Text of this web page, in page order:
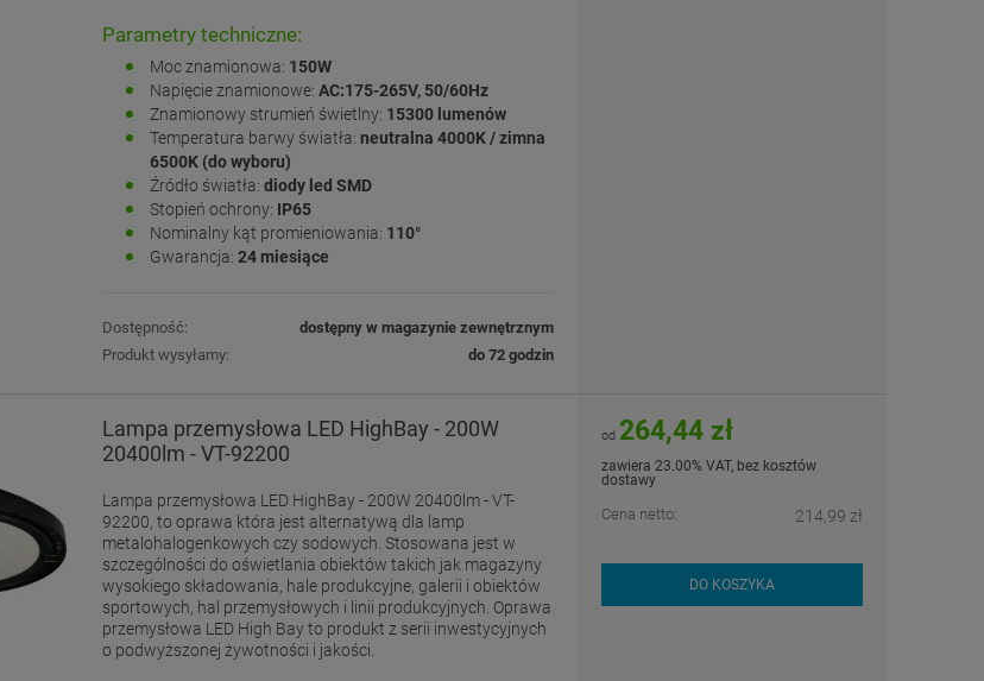
Parametry techniczne:
Moc znamionowa: 150W
Napięcie znamionowe: AC:175-265V, 50/60Hz
Znamionowy strumień świetlny: 15300 lumenów
Temperatura barwy światła: neutralna 4000K / zimna
6500K (do wyboru)
Źródło światła: diody led SMD
Stopień ochrony: IP65
Nominalny kąt promieniowania: 110°
Gwarancja: 24 miesiące
Dostępność:
dostępny w magazynie zewnętrznym
Produkt wysyłamy:
do 72 godzin
Lampa przemysłowa LED HighBay - 200W
20400lm - VT-92200
Lampa przemysłowa LED HighBay - 200W 20400lm - VT-
92200, to oprawa która jest alternatywą dla lamp
metalohalogenkowych czy sodowych. Stosowana jest w
szczególności do oświetlania obiektów takich jak magazyny
wysokiego składowania, hale produkcyjne, galerii i obiektów
sportowych, hal przemysłowych i linii produkcyjnych. Oprawa
przemysłowa LED High Bay to produkt z serii inwestycyjnych
o podwyższonej żywotności i jakości.
od 264,44 zł
zawiera 23.00% VAT, bez kosztów
dostawy
Cena netto: 214,99 zł
DO KOSZYKA